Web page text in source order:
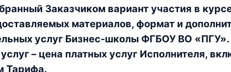
Заказчиком вариант участия в
материалов, формат и
услуг Бизнес-школы ФГБОУ ВО «ПГУ».
– цена платных услуг Исполнителя,
Тарифа.